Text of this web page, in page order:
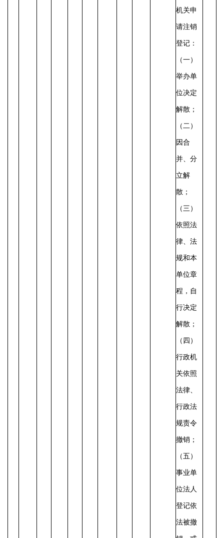
机关申
请注销
登记：
（一）
举办单
位决定
解散；
（二）
因合
并、分
立解
散；
（三）
依照法
律、法
规和本
单位章
程，自
行决定
解散；
（四）
行政机
关依照
法律、
行政法
规责令
撤销；
（五）
事业单
位法人
登记依
法被撤